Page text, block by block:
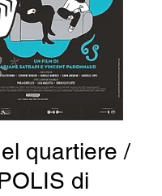
quartiere /
di